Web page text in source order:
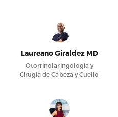
Laureano Giraldez MD
Otorrinolaringología y
Cirugía de Cabeza y Cuello